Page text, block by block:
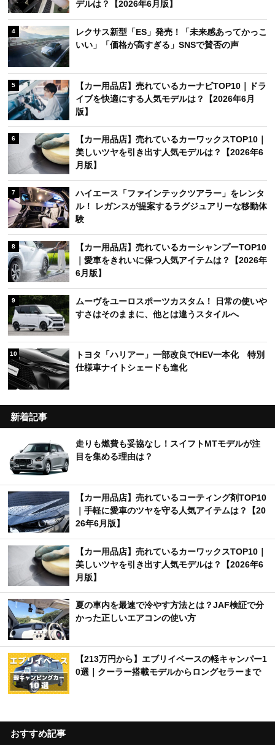
デルは？【2026年6月版】
4
レクサス新型「ES」発売！「未来感あってかっこ
いい」「価格が高すぎる」SNSで賛否の声
5
【カー用品店】売れているカーナビTOP10｜ドラ
イブを快適にする人気モデルは？【2026年6月
版】
6
【カー用品店】売れているカーワックスTOP10｜
美しいツヤを引き出す人気モデルは？【2026年6
月版】
7
ハイエース「ファインテックツアラー」をレンタ
ル！ レガンスが提案するラグジュアリーな移動体
験
8
【カー用品店】売れているカーシャンプーTOP10
｜愛車をきれいに保つ人気アイテムは？【2026年
6月版】
9
ムーヴをユーロスポーツカスタム！ 日常の使いや
すさはそのままに、他とは違うスタイルへ
10
トヨタ「ハリアー」一部改良でHEV一本化 特別
仕様車ナイトシェードも進化
新着記事
走りも燃費も妥協なし！スイフトMTモデルが注
目を集める理由は？
【カー用品店】売れているコーティング剤TOP10
｜手軽に愛車のツヤを守る人気アイテムは？【20
26年6月版】
【カー用品店】売れているカーワックスTOP10｜
美しいツヤを引き出す人気モデルは？【2026年6
月版】
夏の車内を最速で冷やす方法とは？JAF検証で分
かった正しいエアコンの使い方
【213万円から】エブリイベースの軽キャンパー1
0選｜クーラー搭載モデルからロングセラーまで
おすすめ記事